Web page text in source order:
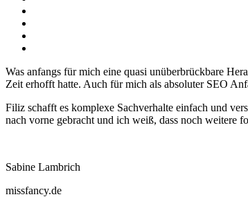
Was anfangs für mich eine quasi unüberbrückbare
Zeit erhofft hatte. Auch für mich als absoluter SEO
Filiz schafft es komplexe Sachverhalte einfach und
nach vorne gebracht und ich weiß, dass noch
Sabine Lambrich
missfancy.de